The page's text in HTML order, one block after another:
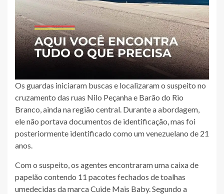
Os guardas iniciaram buscas e localizaram o suspeito no
cruzamento das ruas Nilo Peçanha e Barão do Rio
Branco, ainda na região central. Durante a abordagem,
ele não portava documentos de identificação, mas foi
posteriormente identificado como um venezuelano de 21
anos.
Com o suspeito, os agentes encontraram uma caixa de
papelão contendo 11 pacotes fechados de toalhas
umedecidas da marca Cuide Mais Baby. Segundo a